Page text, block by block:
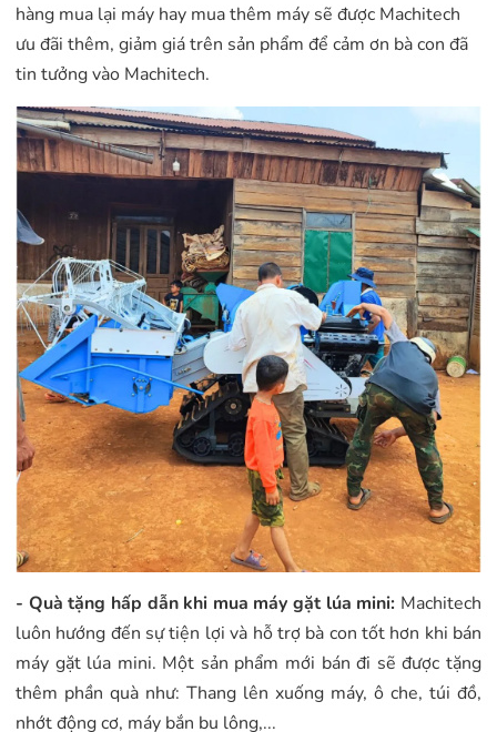
hàng mua lại máy hay mua thêm máy sẽ được Machitech
ưu đãi thêm, giảm giá trên sản phẩm để cảm ơn bà con đã
tin tưởng vào Machitech.
- Quà tặng hấp dẫn khi mua máy gặt lúa mini: Machitech
luôn hướng đến sự tiện lợi và hỗ trợ bà con tốt hơn khi bán
máy gặt lúa mini. Một sản phẩm mới bán đi sẽ được tặng
thêm phần quà như: Thang lên xuống máy, ô che, túi đồ,
nhớt động cơ, máy bắn bu lông,...